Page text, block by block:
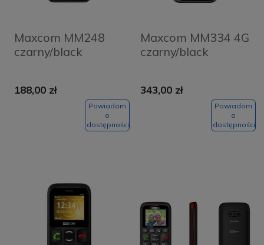
Maxcom MM248
czarny/black
188,00 zł
Powiadom
o
dostępności
Maxcom MM334 4G
czarny/black
343,00 zł
Powiadom
o
dostępności